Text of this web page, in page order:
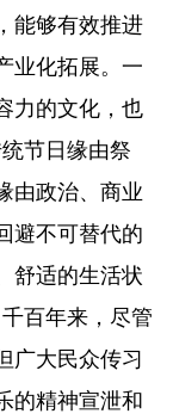
能够有效推进
业化拓展。一
力的文化，也
节日缘由祭
由政治、商业
避不可替代的
舒适的生活状
百年来，尽管
广大民众传习
的精神宣泄和